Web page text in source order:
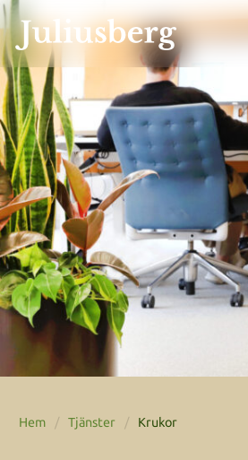
Hem / Tjänster / Krukor